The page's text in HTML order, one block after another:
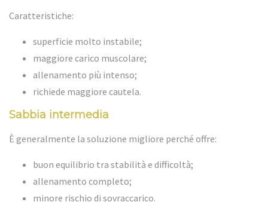
Caratteristiche:
superficie molto instabile;
maggiore carico muscolare;
allenamento più intenso;
richiede maggiore cautela.
Sabbia intermedia
È generalmente la soluzione migliore perché offre:
buon equilibrio tra stabilità e difficoltà;
allenamento completo;
minore rischio di sovraccarico.